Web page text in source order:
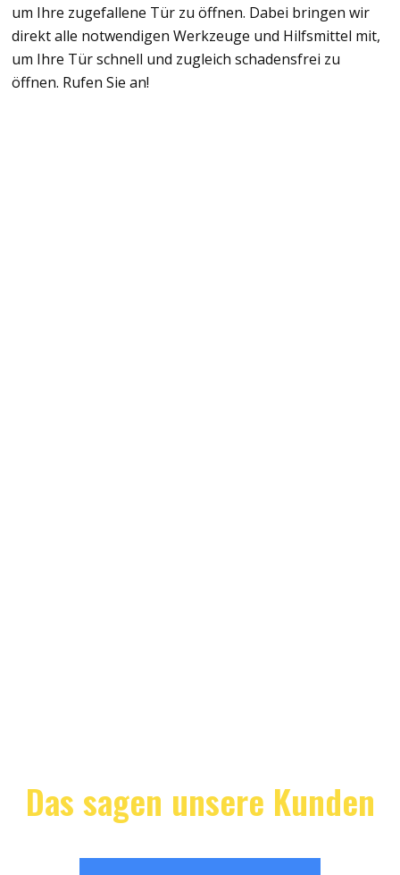
um Ihre zugefallene Tür zu öffnen. Dabei bringen wir
direkt alle notwendigen Werkzeuge und Hilfsmittel mit,
um Ihre Tür schnell und zugleich schadensfrei zu
öffnen. Rufen Sie an!
Das sagen unsere Kunden